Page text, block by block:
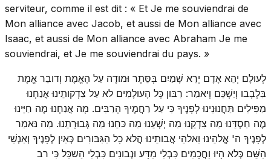
serviteur, comme il est dit : « Et Je me souviendrai de
Mon alliance avec Jacob, et aussi de Mon alliance avec
Isaac, et aussi de Mon alliance avec Abraham Je me
souviendrai, et Je me souviendrai du pays. »
לְעולָם יְהֵא אָדָם יְרֵא שָׁמַיִם בְּסֵּתֶר וּמודֶה עַל הָאֱמֶת וְדובֵר אֱמֶת
בִּלְבָבו וְיַשְׁכֵּם וְיאמַר: רִבּון כָּל הָעולָמִים לא עַל צִדְקותֵינוּ אֲנַחְנוּ
מַפִּילִים תַּחֲנוּנֵינוּ לְפָנֶיךָ כִּי עַל רַחֲמֶיךָ הָרַבִּים. מָה אֲנַחְנוּ מֶה חַיֵּינוּ
מֶה חַסְדֵּנוּ מַה צִּדְקֵנוּ מַה יְשְׁעֵנוּ מַה כּחֵנוּ מַה גְּבוּרָתֵנוּ. מַה נּאמַר
לְפָנֶיךָ ה' אֱלהֵינוּ וֵאלהֵי אֲבותֵינוּ הֲלא כָל הַגִּבּורִים כְּאַיִן לְפָנֶיךָ וְאַנְשֵׁי
הַשֵּׁם כְּלא הָיוּ וַחֲכָמִים כִּבְלִי מַדָּע וּנְבונִים כִּבְלִי הַשכֵּל כִּי רב